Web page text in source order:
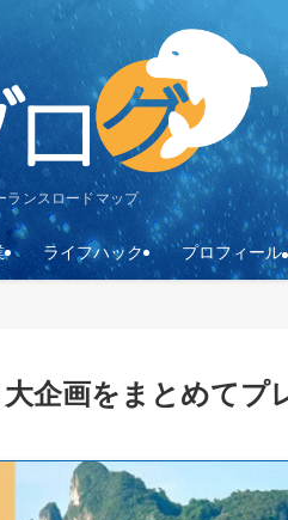
ランスロードマップ
ライフハック プロフィール
大企画をまとめてプ